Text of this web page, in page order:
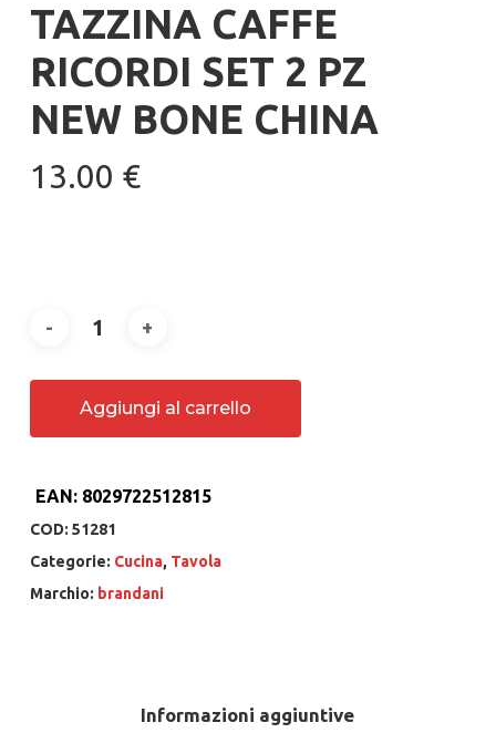
TAZZINA CAFFE
RICORDI SET 2 PZ
NEW BONE CHINA
13.00 €
Aggiungi al carrello
EAN: 8029722512815
COD: 51281
Categorie: Cucina, Tavola
Marchio: brandani
Informazioni aggiuntive